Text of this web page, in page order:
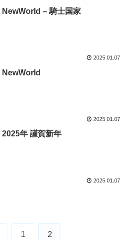
NewWorld – 騎士国家
2025.01.07
NewWorld
2025.01.07
2025年 謹賀新年
2025.01.07
1 2